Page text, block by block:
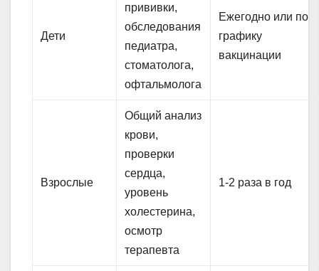
Дети
прививки,
обследования
педиатра,
стоматолога,
офтальмолога
Ежегодно или по
графику
вакцинации
Взрослые
Общий анализ
крови,
проверки
сердца,
уровень
холестерина,
осмотр
терапевта
1-2 раза в год